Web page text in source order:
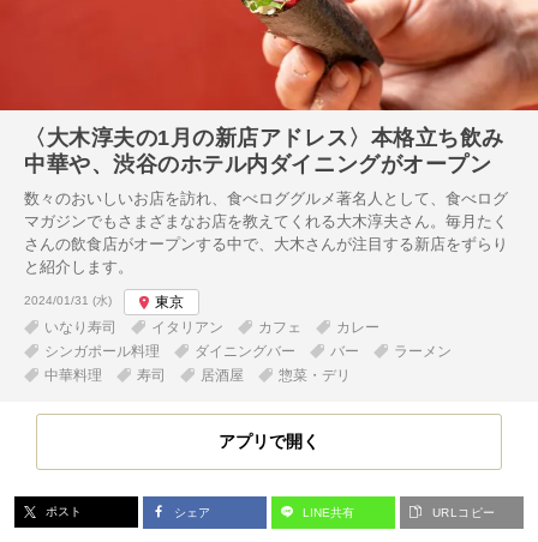
〈大木淳夫の1月の新店アドレス〉本格立ち飲み
中華や、渋谷のホテル内ダイニングがオープン
数々のおいしいお店を訪れ、食べロググルメ著名人として、食べログ
マガジンでもさまざまなお店を教えてくれる大木淳夫さん。毎月たく
さんの飲食店がオープンする中で、大木さんが注目する新店をずらり
と紹介します。
投稿日:
2024/01/31 (水)
東京
いなり寿司
イタリアン カフェ
カレー
シンガポール料理
ダイニングバー バー
ラーメン
中華料理
寿司 居酒屋 惣菜・デリ
アプリで開く
ポスト シェア LINE共有 URLコピー